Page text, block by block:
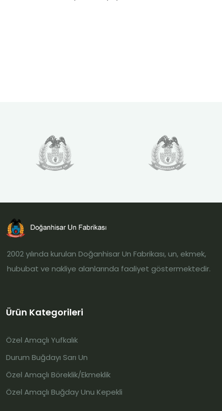
2002 yılında kurulan Doğanhisar Un Fabrikası, un, ekmek,
hububat ve nakliye alanlarında faaliyet göstermektedir.
Ürün Kategorileri
Özel Amaçlı Yufkalık
Durum Buğdayı Sarı Un
Özel Amaçlı Böreklik/Ekmeklik
Özel Amaçlı Buğday Unu Kepekli